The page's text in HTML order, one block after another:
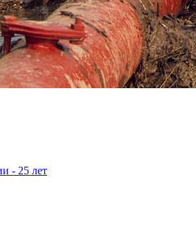
- 25 лет